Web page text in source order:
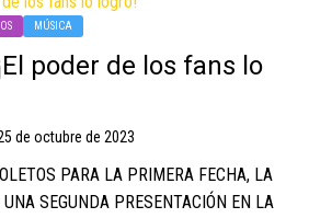
MÚSICA
poder de los fans lo
de octubre de 2023
PARA LA PRIMERA FECHA, LA
SEGUNDA PRESENTACIÓN EN LA